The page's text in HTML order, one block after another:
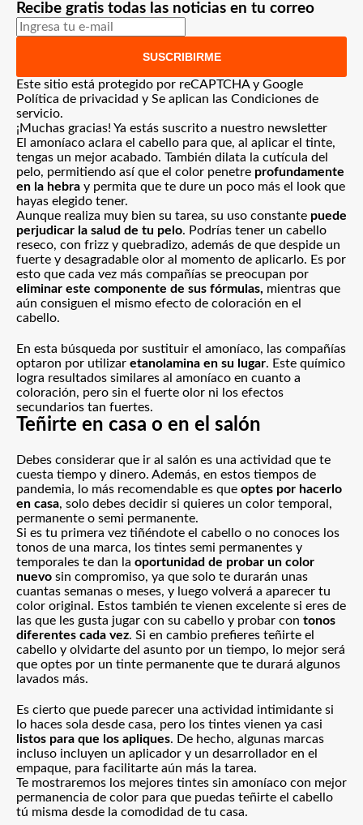
Recibe gratis todas las noticias en tu correo
SUSCRIBIRME
Este sitio está protegido por reCAPTCHA y Google
Política de privacidad y Se aplican las Condiciones de
servicio.
¡Muchas gracias! Ya estás suscrito a nuestro newsletter
El amoníaco aclara el cabello para que, al aplicar el tinte,
tengas un mejor acabado. También dilata la cutícula del
pelo, permitiendo así que el color penetre profundamente
en la hebra y permita que te dure un poco más el look que
hayas elegido tener.
Aunque realiza muy bien su tarea, su uso constante puede
perjudicar la salud de tu pelo. Podrías tener un cabello
reseco, con frizz y quebradizo, además de que despide un
fuerte y desagradable olor al momento de aplicarlo. Es por
esto que cada vez más compañías se preocupan por
eliminar este componente de sus fórmulas, mientras que
aún consiguen el mismo efecto de coloración en el
cabello.
En esta búsqueda por sustituir el amoníaco, las compañías
optaron por utilizar etanolamina en su lugar. Este químico
logra resultados similares al amoníaco en cuanto a
coloración, pero sin el fuerte olor ni los efectos
secundarios tan fuertes.
Teñirte en casa o en el salón
Debes considerar que ir al salón es una actividad que te
cuesta tiempo y dinero. Además, en estos tiempos de
pandemia, lo más recomendable es que optes por hacerlo
en casa, solo debes decidir si quieres un color temporal,
permanente o semi permanente.
Si es tu primera vez tiñéndote el cabello o no conoces los
tonos de una marca, los tintes semi permanentes y
temporales te dan la oportunidad de probar un color
nuevo sin compromiso, ya que solo te durarán unas
cuantas semanas o meses, y luego volverá a aparecer tu
color original. Estos también te vienen excelente si eres de
las que les gusta jugar con su cabello y probar con tonos
diferentes cada vez. Si en cambio prefieres teñirte el
cabello y olvidarte del asunto por un tiempo, lo mejor será
que optes por un tinte permanente que te durará algunos
lavados más.
Es cierto que puede parecer una actividad intimidante si
lo haces sola desde casa, pero los tintes vienen ya casi
listos para que los apliques. De hecho, algunas marcas
incluso incluyen un aplicador y un desarrollador en el
empaque, para facilitarte aún más la tarea.
Te mostraremos los mejores tintes sin amoníaco con mejor
permanencia de color para que puedas teñirte el cabello
tú misma desde la comodidad de tu casa.